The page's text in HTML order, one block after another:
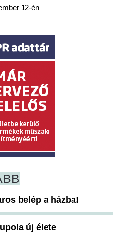
12-én
belép a házba!
új élete